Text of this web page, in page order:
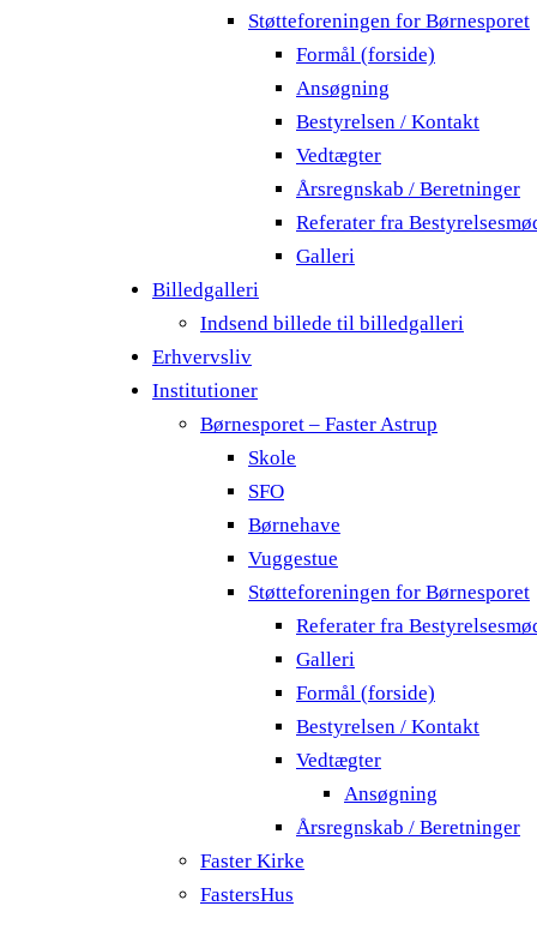
Støtteforeningen for Børnesporet
Formål (forside)
Ansøgning
Bestyrelsen / Kontakt
Vedtægter
Årsregnskab / Beretninger
Referater fra
Galleri
Billedgalleri
Indsend billede til billedgalleri
Erhvervsliv
Institutioner
Børnesporet – Faster Astrup
Skole
SFO
Børnehave
Vuggestue
Støtteforeningen for Børnesporet
Referater fra
Galleri
Formål (forside)
Bestyrelsen / Kontakt
Vedtægter
Ansøgning
Årsregnskab / Beretninger
Faster Kirke
FastersHus